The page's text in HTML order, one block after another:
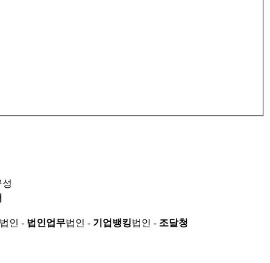
법인 - 법인업무법인 - 기업뱅킹법인 - 조달청